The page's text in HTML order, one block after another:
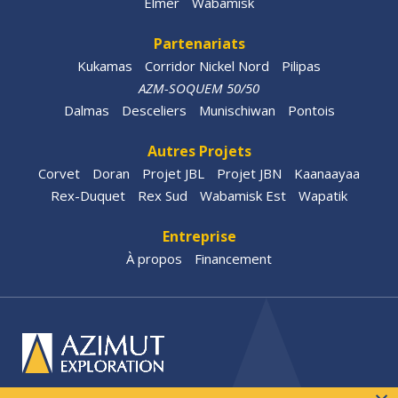
Partenariats
Kukamas Corridor Nickel Nord
Pilipas
AZM-SOQUEM 50/50
Dalmas
Desceliers Munischiwan Pontois
Autres Projets
Corvet Doran Projet JBL Projet JBN
Kaanaayaa
Rex-Duquet
Rex Sud Wabamisk Est Wapatik
Entreprise
À propos Financement